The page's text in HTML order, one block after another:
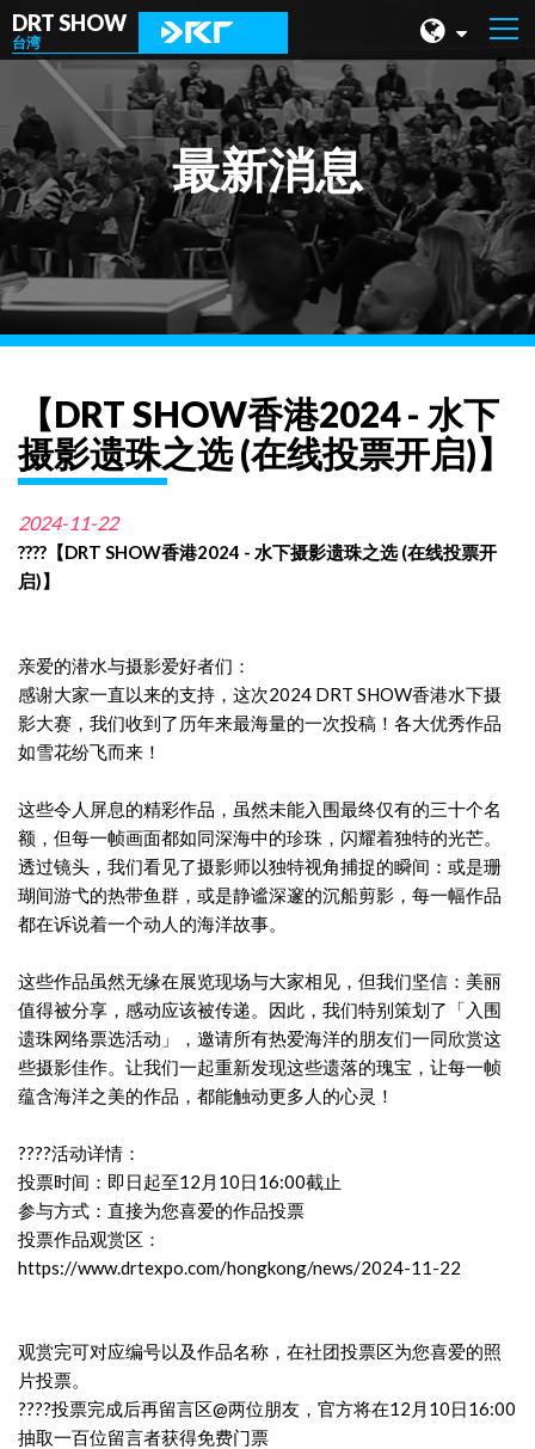
DRT SHOW
台湾
马来西亚
上海
台湾
印尼
北京
菲律宾
香港
最新消息
【DRT SHOW香港2024 - 水下
摄影遗珠之选 (在线投票开启)】
2024-11-22
???? 【DRT SHOW香港2024 - 水下摄影遗珠之选(在线投票开
启)】
亲爱的潜水与摄影爱好者们：
感谢大家一直以来的支持，这次2024 DRT SHOW香港水下摄
影大赛，我们收到了历年来最海量的一次投稿！各大优秀作品
如雪花纷飞而来！
这些令人屏息的精彩作品，虽然未能入围最终仅有的三十个名
额，但每一帧画面都如同深海中的珍珠，闪耀着独特的光芒。
透过镜头，我们看见了摄影师以独特视角捕捉的瞬间：或是珊
瑚间游弋的热带鱼群，或是静谧深邃的沉船剪影，每一幅作品
都在诉说着一个动人的海洋故事。
这些作品虽然无缘在展览现场与大家相见，但我们坚信：美丽
值得被分享，感动应该被传递。因此，我们特别策划了「入围
遗珠网络票选活动」，邀请所有热爱海洋的朋友们一同欣赏这
些摄影佳作。让我们一起重新发现这些遗落的瑰宝，让每一帧
蕴含海洋之美的作品，都能触动更多人的心灵！
????活动详情：
投票时间：即日起至12月10日16:00截止
参与方式：直接为您喜爱的作品投票
投票作品观赏区：
https://www.drtexpo.com/hongkong/news/2024-11-22
观赏完可对应编号以及作品名称，在社团投票区为您喜爱的照
片投票。
????投票完成后再留言区@两位朋友，官方将在12月10日16:00
抽取一百位留言者获得免费门票